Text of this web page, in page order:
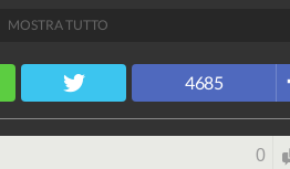
MOSTRA TUTTO
4685
0